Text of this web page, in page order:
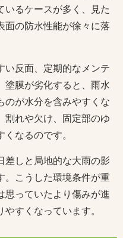
いるケースが多く、見た
面の防水性能が徐々に落
い反面、定期的なメンテ
塗膜が劣化すると、雨水
のが水分を含みやすくな
割れや欠け、固定部のゆ
なるのです。
差しと局地的な大雨の影
。こうした環境条件が重
思っていたより傷みが進
すくなっています。